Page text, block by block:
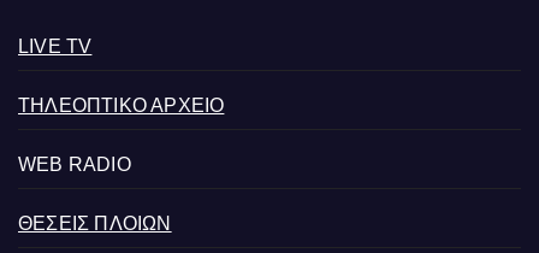
LIVE TV
ΤΗΛΕΟΠΤΙΚΟ ΑΡΧΕΙΟ
WEB RADIO
ΘΕΣΕΙΣ ΠΛΟΙΩΝ